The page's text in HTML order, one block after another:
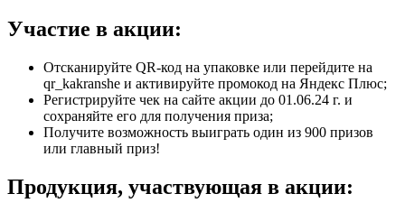
Участие в акции:
Отсканируйте QR-код на упаковке или перейдите на
qr_kakranshe и активируйте промокод на Яндекс Плюс;
Регистрируйте чек на сайте акции до 01.06.24 г. и
сохраняйте его для получения приза;
Получите возможность выиграть один из 900 призов
или главный приз!
Продукция, участвующая в акции: